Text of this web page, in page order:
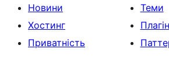
Новини
Хостинг
Приватність
Теми